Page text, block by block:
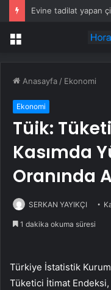
Menü
Anasayfa / Ekonomi
Ekonomi
Tüik:
Kasımda
Oranında
SERKAN YAYIKÇI
1 dakika okuma süresi
Türkiye İstatistik
Tüketici İtimat Endeksi,